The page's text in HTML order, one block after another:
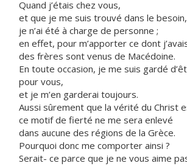
Quand j’étais chez vous,
et que je me suis trouvé dans le besoin,
je n’ai été à charge de personne ;
en effet, pour m’apporter ce dont
des frères sont venus de Macédoine.
En toute occasion, je me suis gardé
pour vous,
et je m’en garderai toujours.
Aussi sûrement que la vérité du Christ
ce motif de fierté ne me sera enlevé
dans aucune des régions de la Grèce.
Pourquoi donc me comporter ainsi ?
Serait- ce parce que je ne vous aime